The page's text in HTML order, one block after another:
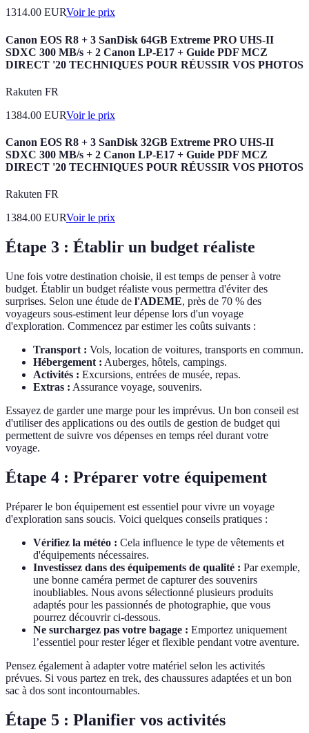
1314.00 EURVoir le prix
Canon EOS R8 + 3 SanDisk 64GB Extreme PRO UHS-II
SDXC 300 MB/s + 2 Canon LP-E17 + Guide PDF MCZ
DIRECT '20 TECHNIQUES POUR RÉUSSIR VOS PHOTOS
Rakuten FR
1384.00 EURVoir le prix
Canon EOS R8 + 3 SanDisk 32GB Extreme PRO UHS-II
SDXC 300 MB/s + 2 Canon LP-E17 + Guide PDF MCZ
DIRECT '20 TECHNIQUES POUR RÉUSSIR VOS PHOTOS
Rakuten FR
1384.00 EURVoir le prix
Étape 3 : Établir un budget réaliste
Une fois votre destination choisie, il est temps de penser à votre
budget. Établir un budget réaliste vous permettra d'éviter des
surprises. Selon une étude de l'ADEME, près de 70 % des
voyageurs sous-estiment leur dépense lors d'un voyage
d'exploration. Commencez par estimer les coûts suivants :
Transport : Vols, location de voitures, transports en commun.
Hébergement : Auberges, hôtels, campings.
Activités : Excursions, entrées de musée, repas.
Extras : Assurance voyage, souvenirs.
Essayez de garder une marge pour les imprévus. Un bon conseil est
d'utiliser des applications ou des outils de gestion de budget qui
permettent de suivre vos dépenses en temps réel durant votre
voyage.
Étape 4 : Préparer votre équipement
Préparer le bon équipement est essentiel pour vivre un voyage
d'exploration sans soucis. Voici quelques conseils pratiques :
Vérifiez la météo : Cela influence le type de vêtements et
d'équipements nécessaires.
Investissez dans des équipements de qualité : Par exemple,
une bonne caméra permet de capturer des souvenirs
inoubliables. Nous avons sélectionné plusieurs produits
adaptés pour les passionnés de photographie, que vous
pourrez découvrir ci-dessous.
Ne surchargez pas votre bagage : Emportez uniquement
l’essentiel pour rester léger et flexible pendant votre aventure.
Pensez également à adapter votre matériel selon les activités
prévues. Si vous partez en trek, des chaussures adaptées et un bon
sac à dos sont incontournables.
Étape 5 : Planifier vos activités